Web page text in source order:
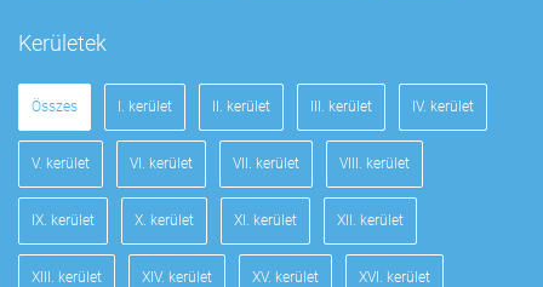
Kerületek
Összes I. kerület II. kerület III. kerület IV. kerület
V. kerület VI. kerület VII. kerület VIII. kerület
IX. kerület X. kerület XI. kerület XII. kerület
XIII. kerület XIV. kerület XV. kerület XVI. kerület